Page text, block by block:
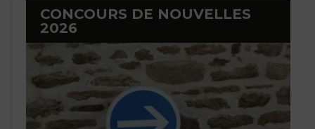
CONCOURS DE NOUVELLES
2026